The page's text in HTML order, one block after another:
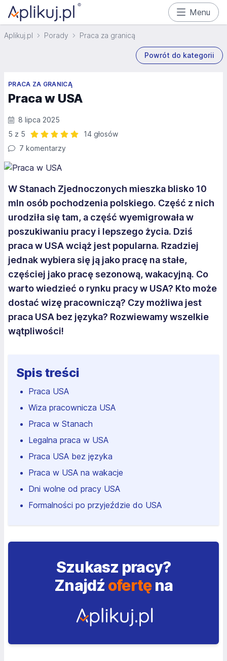
Menu
Aplikuj.pl Porady Praca za granicą
Powrót do kategorii
PRACA ZA GRANICĄ
Praca w USA
8 lipca 2025
5 z 5
14 głosów
7 komentarzy
W Stanach Zjednoczonych mieszka blisko 10
mln osób pochodzenia polskiego. Część z nich
urodziła się tam, a część wyemigrowała w
poszukiwaniu pracy i lepszego życia. Dziś
praca w USA wciąż jest popularna. Rzadziej
jednak wybiera się ją jako pracę na stałe,
częściej jako pracę sezonową, wakacyjną. Co
warto wiedzieć o rynku pracy w USA? Kto może
dostać wizę pracowniczą? Czy możliwa jest
praca USA bez języka? Rozwiewamy wszelkie
wątpliwości!
Spis treści
Praca USA
Wiza pracownicza USA
Praca w Stanach
Legalna praca w USA
Praca USA bez języka
Praca w USA na wakacje
Dni wolne od pracy USA
Formalności po przyjeździe do USA
Szukasz pracy?
Znajdź ofertęna